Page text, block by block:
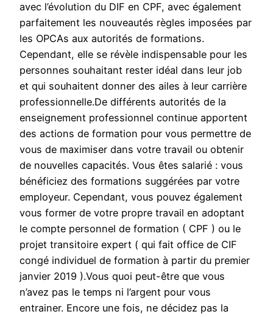
avec l’évolution du DIF en CPF, avec également
parfaitement les nouveautés règles imposées par
les OPCAs aux autorités de formations.
Cependant, elle se révèle indispensable pour les
personnes souhaitant rester idéal dans leur job
et qui souhaitent donner des ailes à leur carrière
professionnelle.De différents autorités de la
enseignement professionnel continue apportent
des actions de formation pour vous permettre de
vous de maximiser dans votre travail ou obtenir
de nouvelles capacités. Vous êtes salarié : vous
bénéficiez des formations suggérées par votre
employeur. Cependant, vous pouvez également
vous former de votre propre travail en adoptant
le compte personnel de formation ( CPF ) ou le
projet transitoire expert ( qui fait office de CIF
congé individuel de formation à partir du premier
janvier 2019 ).Vous quoi peut-être que vous
n’avez pas le temps ni l’argent pour vous
entrainer. Encore une fois, ne décidez pas la